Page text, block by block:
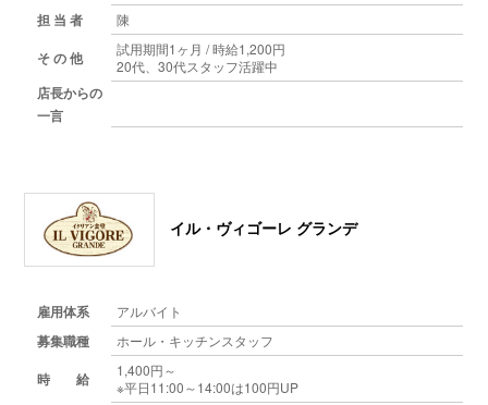
担 当 者 陳
そ の 他
試用期間1ヶ月 / 時給1,200円
20代、30代スタッフ活躍中
店長からの
一言
イル・ヴィゴーレ グランデ
雇用体系 アルバイト
募集職種 ホール・キッチンスタッフ
時 給
1,400円～
※平日11:00～14:00は100円UP